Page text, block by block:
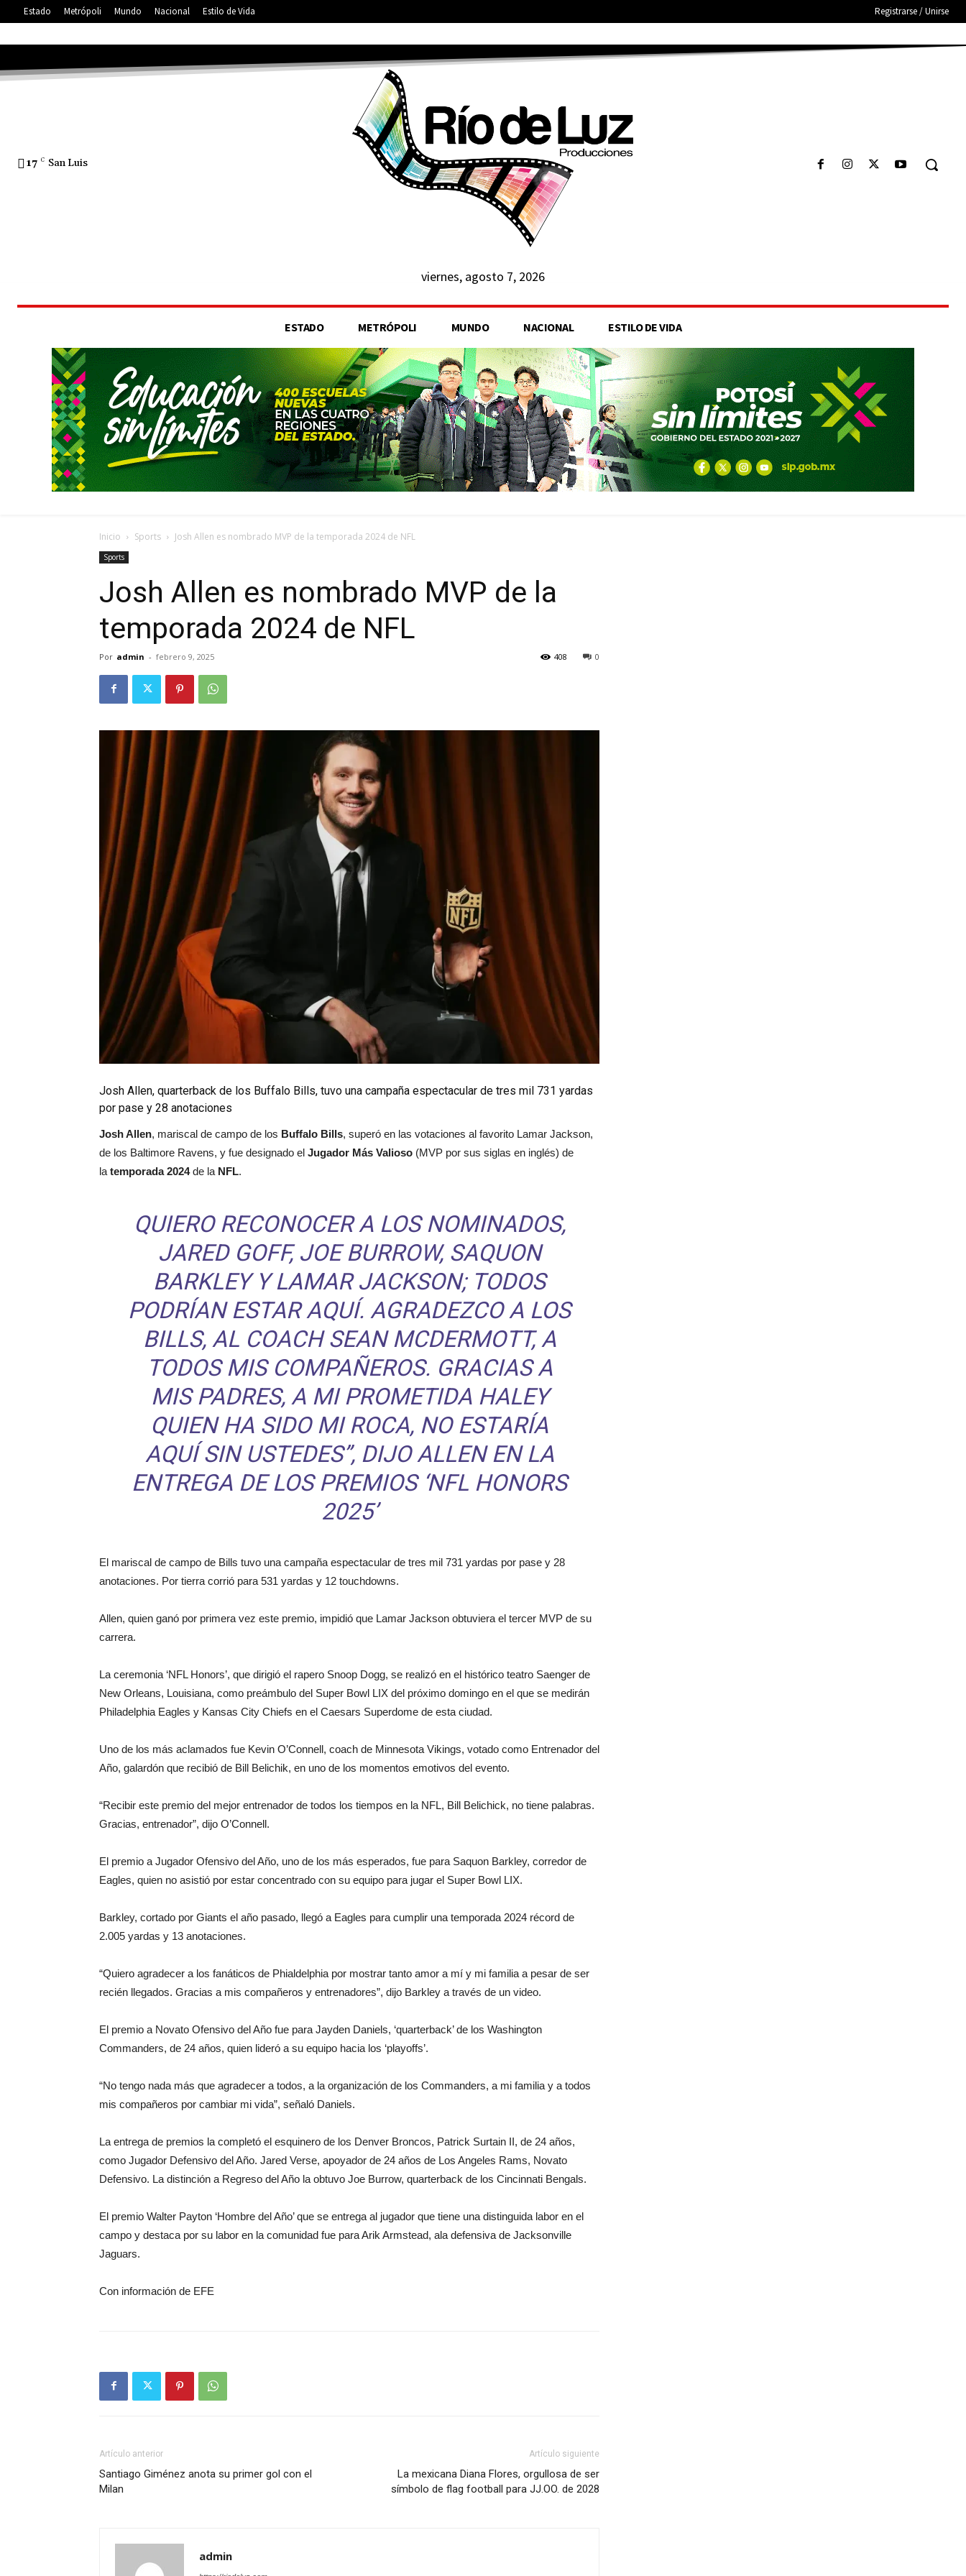
Estado Metrópoli Mundo Nacional Estilo de Vida Registrarse / Unirse
17 C San Luis
viernes, agosto 7, 2026
ESTADO METRÓPOLI MUNDO NACIONAL ESTILO DE VIDA
Inicio Sports Josh Allen es nombrado MVP de la temporada 2024 de NFL
Sports
Josh Allen es nombrado MVP de la
temporada 2024 de NFL
Por admin - febrero 9, 2025 0
408
Josh Allen, quarterback de los Buffalo Bills, tuvo una campaña espectacular de tres mil 731 yardas
por pase y 28 anotaciones
Josh Allen, mariscal de campo de los Buffalo Bills, superó en las votaciones al favorito Lamar Jackson,
de los Baltimore Ravens, y fue designado el Jugador Más Valioso (MVP por sus siglas en inglés) de
la temporada 2024de la NFL.
QUIERO RECONOCER A LOS NOMINADOS,
JARED GOFF, JOE BURROW, SAQUON
BARKLEY Y LAMAR JACKSON; TODOS
PODRÍAN ESTAR AQUÍ. AGRADEZCO A LOS
BILLS, AL COACH SEAN MCDERMOTT, A
TODOS MIS COMPAÑEROS. GRACIAS A
MIS PADRES, A MI PROMETIDA HALEY
QUIEN HA SIDO MI ROCA, NO ESTARÍA
AQUÍ SIN USTEDES”, DIJO ALLEN EN LA
ENTREGA DE LOS PREMIOS ‘NFL HONORS
2025’
El mariscal de campo de Bills tuvo una campaña espectacular de tres mil 731 yardas por pase y 28
anotaciones. Por tierra corrió para 531 yardas y 12 touchdowns.
Allen, quien ganó por primera vez este premio, impidió que Lamar Jackson obtuviera el tercer MVP de su
carrera.
La ceremonia ‘NFL Honors’, que dirigió el rapero Snoop Dogg, se realizó en el histórico teatro Saenger de
New Orleans, Louisiana, como preámbulo del Super Bowl LIX del próximo domingo en el que se medirán
Philadelphia Eagles y Kansas City Chiefs en el Caesars Superdome de esta ciudad.
Uno de los más aclamados fue Kevin O’Connell, coach de Minnesota Vikings, votado como Entrenador del
Año, galardón que recibió de Bill Belichik, en uno de los momentos emotivos del evento.
“Recibir este premio del mejor entrenador de todos los tiempos en la NFL, Bill Belichick, no tiene palabras.
Gracias, entrenador”, dijo O’Connell.
El premio a Jugador Ofensivo del Año, uno de los más esperados, fue para Saquon Barkley, corredor de
Eagles, quien no asistió por estar concentrado con su equipo para jugar el Super Bowl LIX.
Barkley, cortado por Giants el año pasado, llegó a Eagles para cumplir una temporada 2024 récord de
2.005 yardas y 13 anotaciones.
“Quiero agradecer a los fanáticos de Phialdelphia por mostrar tanto amor a mí y mi familia a pesar de ser
recién llegados. Gracias a mis compañeros y entrenadores”, dijo Barkley a través de un video.
El premio a Novato Ofensivo del Año fue para Jayden Daniels, ‘quarterback’ de los Washington
Commanders, de 24 años, quien lideró a su equipo hacia los ‘playoffs’.
“No tengo nada más que agradecer a todos, a la organización de los Commanders, a mi familia y a todos
mis compañeros por cambiar mi vida”, señaló Daniels.
La entrega de premios la completó el esquinero de los Denver Broncos, Patrick Surtain II, de 24 años,
como Jugador Defensivo del Año. Jared Verse, apoyador de 24 años de Los Angeles Rams, Novato
Defensivo. La distinción a Regreso del Año la obtuvo Joe Burrow, quarterback de los Cincinnati Bengals.
El premio Walter Payton ‘Hombre del Año’ que se entrega al jugador que tiene una distinguida labor en el
campo y destaca por su labor en la comunidad fue para Arik Armstead, ala defensiva de Jacksonville
Jaguars.
Con información de EFE
Artículo anterior
Santiago Giménez anota su primer gol con el
Milan
Artículo siguiente
La mexicana Diana Flores, orgullosa de ser
símbolo de flag football para JJ.OO. de 2028
admin